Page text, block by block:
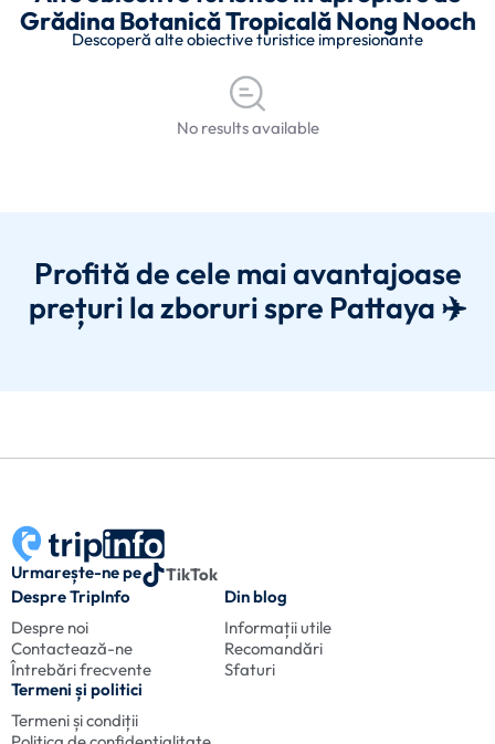
Grădina Botanică Tropicală Nong Nooch
Descoperă alte obiective turistice impresionante
No results available
Profită de cele mai avantajoase
prețuri la zboruri spre Pattaya ✈️
Urmarește-ne pe
TikTok
Despre TripInfo
Despre noi
Contactează-ne
Întrebări frecvente
Din blog
Informații utile
Recomandări
Sfaturi
Termeni și politici
Termeni și condiții